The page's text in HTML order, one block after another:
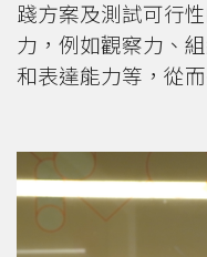
踐方案及測試可行
力，例如觀察力、
和表達能力等，從